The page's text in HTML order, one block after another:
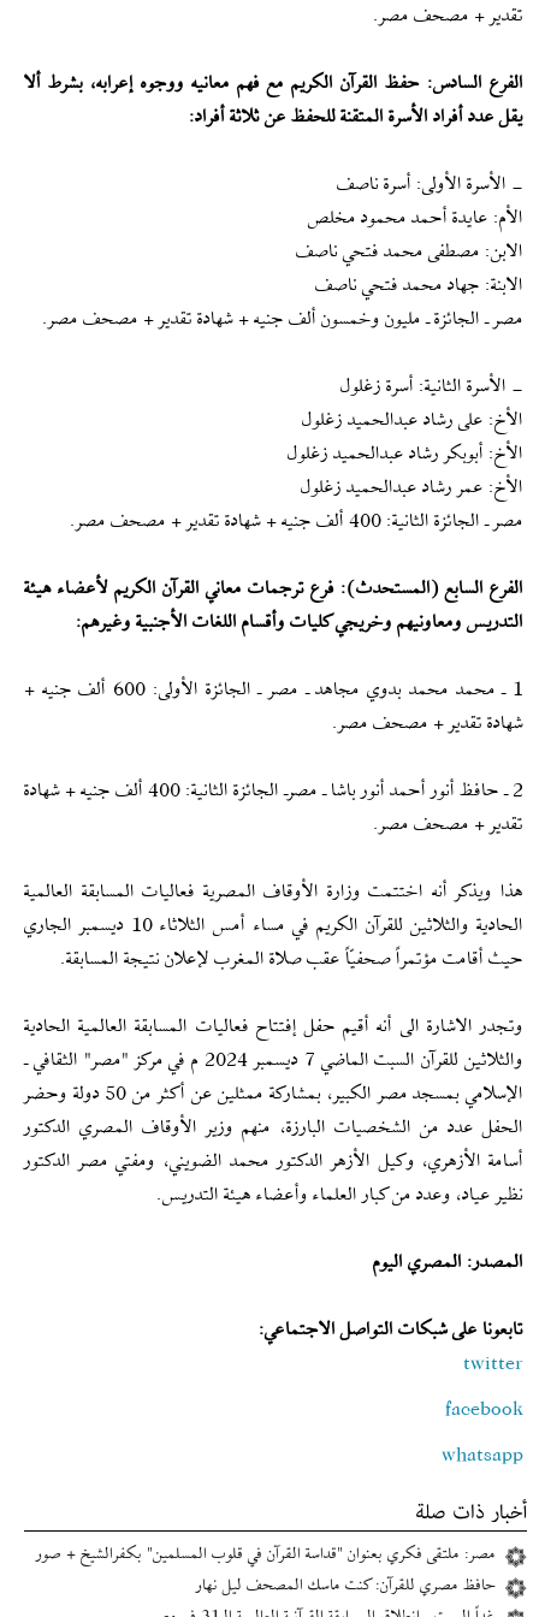
تقدير + مصحف مصر.
الفرع السادس: حفظ القرآن الكريم مع فهم معانيه ووجوه إعرابه، بشرط ألا
يقل عدد أفراد الأسرة المتقنة للحفظ عن ثلاثة أفراد:
- الأسرة الأولى: أسرة ناصف
الأم: عايدة أحمد محمود مخلص
الابن: مصطفى محمد فتحي ناصف
الابنة: جهاد محمد فتحي ناصف
مصر ـ الجائزة ـ مليون وخمسون ألف جنيه + شهادة تقدير + مصحف مصر.
- الأسرة الثانية: أسرة زغلول
الأخ: على رشاد عبدالحميد زغلول
الأخ: أبوبكر رشاد عبدالحميد زغلول
الأخ: عمر رشاد عبدالحميد زغلول
مصر ـ الجائزة الثانية: 400 ألف جنيه + شهادة تقدير + مصحف مصر.
الفرع السابع (المستحدث): فرع ترجمات معاني القرآن الكريم لأعضاء هيئة
التدريس ومعاونيهم وخريجي كليات وأقسام اللغات الأجنبية وغيرهم:
1 ـ محمد محمد بدوي مجاهد ـ مصر ـ الجائزة الأولى: 600 ألف جنيه +
شهادة تقدير + مصحف مصر.
2 ـ حافظ أنور أحمد أنور باشا ـ مصرـ الجائزة الثانية: 400 ألف جنيه + شهادة
تقدير + مصحف مصر.
هذا ويذكر أنه اختتمت وزارة الأوقاف المصرية فعاليات المسابقة العالمية
الحادية والثلاثين للقرآن الكريم في مساء أمس الثلاثاء 10 ديسمبر الجاري
حيث أقامت مؤتمراً صحفيّاً عقب صلاة المغرب لإعلان نتيجة المسابقة.
وتجدر الاشارة الى أنه أقيم حفل إفتتاح فعاليات المسابقة العالمية الحادية
والثلاثين للقرآن السبت الماضي 7 ديسمبر 2024 م في مركز "مصر" الثقافي ـ
الإسلامي بمسجد مصر الكبير، بمشاركة ممثلين عن أكثر من 50 دولة وحضر
الحفل عدد من الشخصيات البارزة، منهم وزير الأوقاف المصري الدكتور
أسامة الأزهري، وكيل الأزهر الدكتور محمد الضويني، ومفتي مصر الدكتور
نظير عياد، وعدد من كبار العلماء وأعضاء هيئة التدريس.
المصدر: المصري اليوم
تابعونا على شبكات التواصل الاجتماعي:
twitter
facebook
whatsapp
أخبار ذات صلة
مصر: ملتقى فكري بعنوان "قداسة القرآن في قلوب المسلمين" بكفرالشيخ + صور
حافظ مصري للقرآن: كنت ماسك المصحف ليل نهار